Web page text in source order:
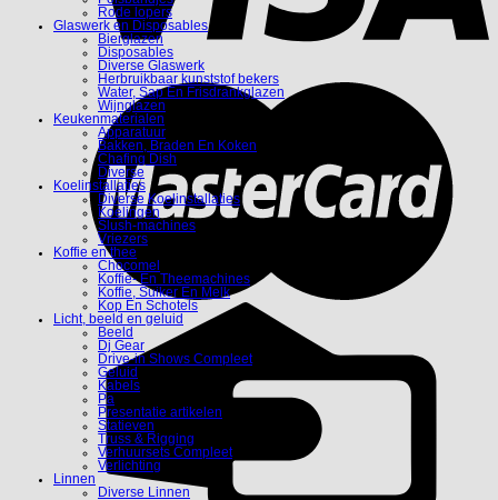
Rode lopers
Glaswerk en Disposables
Bierglazen
Disposables
Diverse Glaswerk
Herbruikbaar kunststof bekers
Water, Sap En Frisdrankglazen
Wijnglazen
Keukenmaterialen
Apparatuur
Bakken, Braden En Koken
Chafing Dish
Diverse
Koelinstallaties
Diverse Koelinstallaties
Koelingen
Slush-machines
Vriezers
Koffie en thee
Chocomel
Koffie- En Theemachines
Koffie, Suiker En Melk
Kop En Schotels
Licht, beeld en geluid
Beeld
Dj Gear
Drive-in Shows Compleet
Geluid
Kabels
Pa
Presentatie artikelen
Statieven
Truss & Rigging
Verhuursets Compleet
Verlichting
Linnen
Diverse Linnen